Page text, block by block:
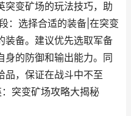
突变矿场的玩法技巧，助
：选择合适的装备|在突变
装备。建议优先选取军备
身的防御和输出能力。同
品，保证在战斗中不至
突变矿场攻略大揭秘